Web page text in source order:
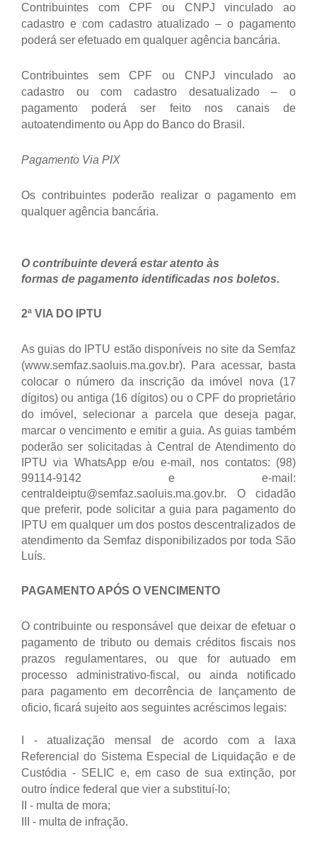
Contribuintes com CPF ou CNPJ vinculado ao
cadastro e com cadastro atualizado – o pagamento
poderá ser efetuado em qualquer agência bancária.
Contribuintes sem CPF ou CNPJ vinculado ao
cadastro ou com cadastro desatualizado – o
pagamento poderá ser feito nos canais de
autoatendimento ou App do Banco do Brasil.
Pagamento Via PIX
Os contribuintes poderão realizar o pagamento em
qualquer agência bancária.
O contribuinte deverá estar atento às
formas de pagamento identificadas nos boletos.
2ª VIA DO IPTU
As guias do IPTU estão disponíveis no site da Semfaz
(www.semfaz.saoluis.ma.gov.br). Para acessar, basta
colocar o número da inscrição da imóvel nova (17
dígitos) ou antiga (16 dígitos) ou o CPF do proprietário
do imóvel, selecionar a parcela que deseja pagar,
marcar o vencimento e emitir a guia. As guias também
poderão ser solicitadas à Central de Atendimento do
IPTU via WhatsApp e/ou e-mail, nos contatos: (98)
99114-9142 e e-mail:
centraldeiptu@semfaz.saoluis.ma.gov.br. O cidadão
que preferir, pode solicitar a guia para pagamento do
IPTU em qualquer um dos postos descentralizados de
atendimento da Semfaz disponibilizados por toda São
Luís.
PAGAMENTO APÓS O VENCIMENTO
O contribuinte ou responsável que deixar de efetuar o
pagamento de tributo ou demais créditos fiscais nos
prazos regulamentares, ou que for autuado em
processo administrativo-fiscal, ou ainda notificado
para pagamento em decorrência de lançamento de
oficio, ficará sujeito aos seguintes acréscimos legais:
I - atualização mensal de acordo com a laxa
Referencial do Sistema Especial de Liquidação e de
Custódia - SELIC e, em caso de sua extinção, por
outro índice federal que vier a substituí-lo;
II - multa de mora;
III - multa de infração.